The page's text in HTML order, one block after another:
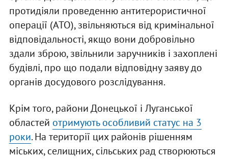
протидіяли проведенню антитерористичної
операції (АТО), звільняються від кримінальної
відповідальності, якщо вони добровільно
здали зброю, звільнили заручників і захоплені
будівлі, про що подали відповідну заяву до
органів досудового розслідування.
Крім того, райони Донецької і Луганської
областей отримують особливий статус на 3
роки. На території цих районів рішенням
міських, селищних, сільських рад створюються